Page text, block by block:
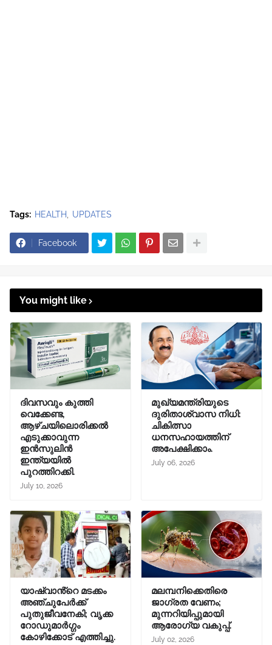
Tags: HEALTH UPDATES
Facebook
You might like
ദിവസവും കുത്തി
വെക്കേണ്ട,
ആഴ്ചയിലൊരിക്കൽ
എടുക്കാവുന്ന
ഇൻസുലിൻ
ഇന്ത്യയിൽ
പുറത്തിറക്കി.
July 10, 2026
മുഖ്യമന്ത്രിയുടെ
ദുരിതാശ്വാസ നിധി:
ചികിത്സാ
ധനസഹായത്തിന്
അപേക്ഷിക്കാം.
July 06, 2026
യാഷ്‌വാൻ്റെ മടക്കം
അഞ്ചുപേർക്ക്
പുതുജീവനേകി; വൃക്ക
റോഡുമാർഗ്ഗം
കോഴിക്കോട് എത്തിച്ചു.
മലമ്പനിക്കെതിരെ
ജാഗ്രത വേണം;
മുന്നറിയിപ്പുമായി
ആരോഗ്യ വകുപ്പ്.
July 02, 2026